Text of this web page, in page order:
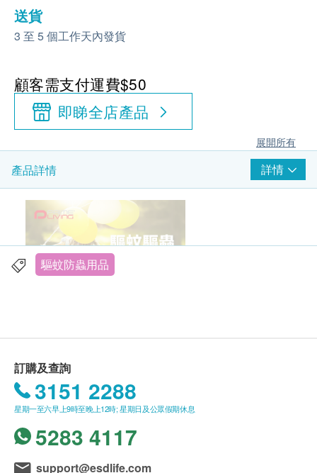
送貨
3 至 5 個工作天內發貨
顧客需支付運費$50
即睇全店產品
展開所有
產品詳情 詳情
驅蚊防蟲用品
訂購及查詢
3151 2288
星期一至六早上9時至晚上12時; 星期日及公眾假期休息
5283 4117
support@esdlife.com